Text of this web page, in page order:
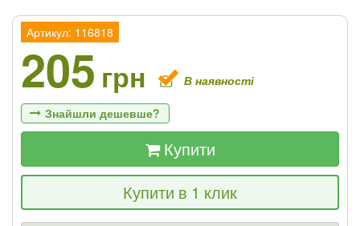
Артикул: 116818
205 грн В наявності
Знайшли дешевше?
Якщо Ви знайдете товар дешевше - ми
знизимо ціну і подаруємо % від різниці
Купити
Купити в 1 клик